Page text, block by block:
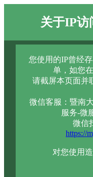
关于IP访
您使用的IP曾经
单，如您
请截屏本页面并
微信客服：暨南
服务-微
微信
https://
对您使用